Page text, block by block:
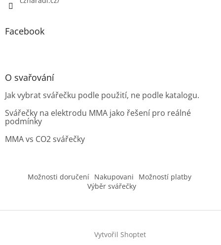
Facebook
O svařování
Jak vybrat svářečku podle použití, ne podle katalogu.
Svářečky na elektrodu MMA jako řešení pro reálné
podmínky
MMA vs CO2 svářečky
Možnosti doručení Nakupovani
Možností platby
Výběr svářečky
Vytvořil Shoptet